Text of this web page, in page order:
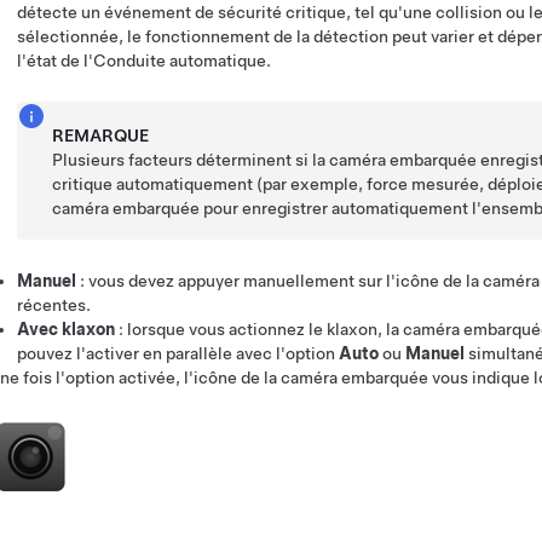
détecte un événement de sécurité critique, tel qu'une collision ou
sélectionnée, le fonctionnement de la détection peut varier et
l'état de l'Conduite automatique.
REMARQUE
Plusieurs facteurs déterminent si la caméra embarquée
critique automatiquement (par exemple, force mesurée,
caméra embarquée pour enregistrer automatiquement
Manuel : vous devez appuyer manuellement sur l'icône de la
récentes.
Avec klaxon : lorsque vous actionnez le klaxon, la caméra
pouvez l'activer en parallèle avec l'option Autoou Manuel
fois l'option activée, l'icône de la caméra embarquée vous indique